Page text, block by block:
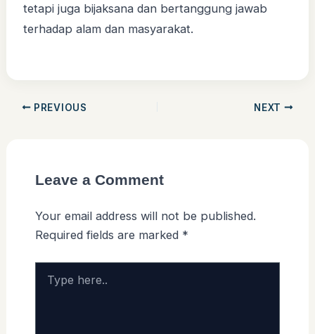
tetapi juga bijaksana dan bertanggung jawab
terhadap alam dan masyarakat.
PREVIOUS NEXT
Leave a Comment
Your email address will not be published.
Required fields are marked *
here..